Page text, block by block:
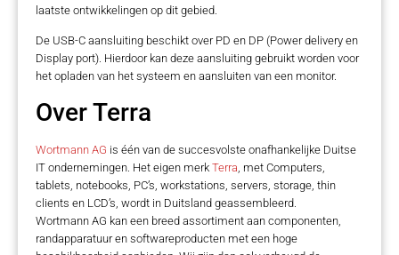
laatste ontwikkelingen op dit gebied.
De USB-C aansluiting beschikt over PD en DP (Power delivery en
Display port). Hierdoor kan deze aansluiting gebruikt worden voor
het opladen van het systeem en aansluiten van een monitor.
Over Terra
Wortmann AG is één van de succesvolste onafhankelijke Duitse
IT ondernemingen. Het eigen merk Terra, met Computers,
tablets, notebooks, PC’s, workstations, servers, storage, thin
clients en LCD’s, wordt in Duitsland geassembleerd.
Wortmann AG kan een breed assortiment aan componenten,
randapparatuur en softwareproducten met een hoge